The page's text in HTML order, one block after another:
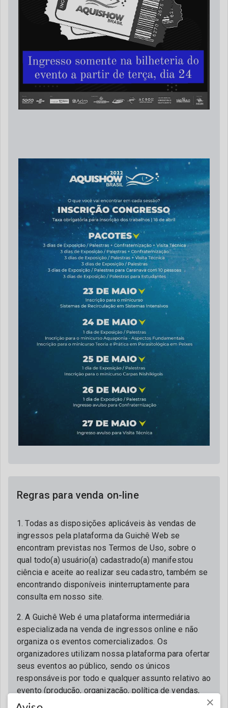
Regras para venda on-line
1. Todas as disposições aplicáveis às vendas de
ingressos pela plataforma da Guichê Web se
encontram previstas nos Termos de Uso, sobre o
qual todo(a) usuário(a) cadastrado(a) manifestou
ciência e aceite ao realizar seu cadastro, também se
encontrando disponíveis ininterruptamente para
consulta em nosso site.
2. A Guichê Web é uma plataforma intermediária
especializada na venda de ingressos online e não
organiza os eventos comercializados. Os
organizadores utilizam nossa plataforma para ofertar
seus eventos ao público, sendo os únicos
responsáveis por todo e qualquer assunto relativo ao
evento (produção, organização, política de vendas,
precificação, setorização, políticas de meia-entrada,
×